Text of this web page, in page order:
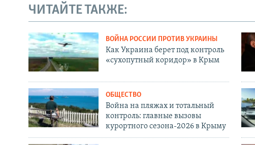
ЧИТАЙТЕ ТАКЖЕ:
ВОЙНА РОССИИ ПРОТИВ УКРАИНЫ
Как Украина берет под контроль
«сухопутный коридор» в Крым
ОБЩЕСТВО
Война на пляжах и тотальный
контроль: главные вызовы
курортного сезона-2026 в Крыму